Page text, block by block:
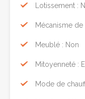
Lotissement :
Mécanisme de
Meublé : Non
Mitoyenneté :
Mode de